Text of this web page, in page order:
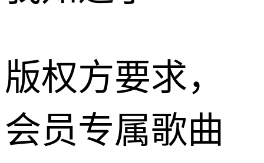
版权方要求，
会员专属歌曲